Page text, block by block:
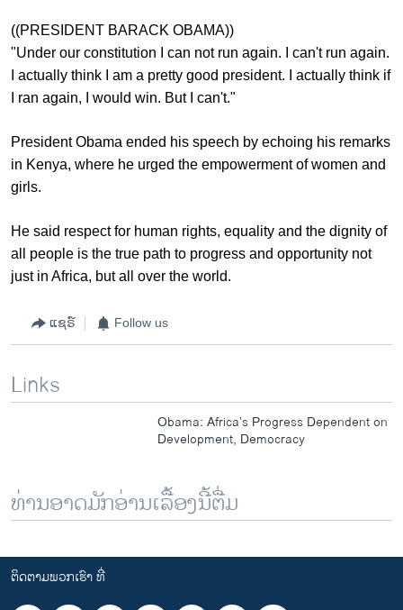
((PRESIDENT BARACK OBAMA))
"Under our constitution I can not run again. I can't run again.
I actually think I am a pretty good president. I actually think if
I ran again, I would win. But I can't."
President Obama ended his speech by echoing his remarks
in Kenya, where he urged the empowerment of women and
girls.
He said respect for human rights, equality and the dignity of
all people is the true path to progress and opportunity not
just in Africa, but all over the world.
ແຊຣ໌ Follow us
Links
Obama: Africa’s Progress Dependent on
Development, Democracy
ທ່ານອາດມັກອ່ານເລື້ອງນີ້ຕື່ມ
ຕິດຕາມພວກເຮົາ ທີ່